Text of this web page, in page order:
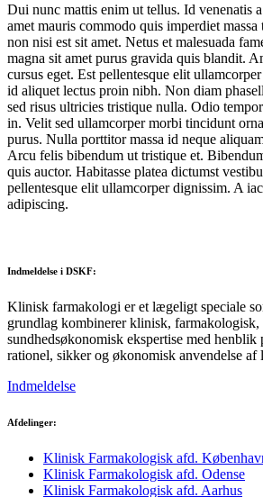
Dui nunc mattis enim ut tellus. Id venenatis
amet mauris commodo quis imperdiet
non nisi est sit amet. Netus et malesuada
magna sit amet purus gravida quis blandit.
cursus eget. Est pellentesque elit
id aliquet lectus proin nibh. Non diam
sed risus ultricies tristique nulla. Odio
in. Velit sed ullamcorper morbi tincidunt
purus. Nulla porttitor massa id neque
Arcu felis bibendum ut tristique et.
quis auctor. Habitasse platea dictumst
pellentesque elit ullamcorper dignissim. A
adipiscing.
Indmeldelse i DSKF:
Klinisk farmakologi er et lægeligt speciale
grundlag kombinerer klinisk,
sundhedsøkonomisk ekspertise med henblik
rationel, sikker og økonomisk anvendelse af
Indmeldelse
Afdelinger:
Klinisk Farmakologisk afd.
Klinisk Farmakologisk afd. Odense
Klinisk Farmakologisk afd. Aarhus